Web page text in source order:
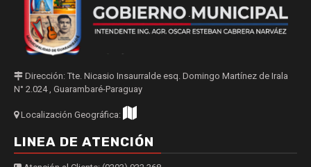
Dirección: Tte. Nicasio Insaurralde esq. Domingo Martínez de Irala
N° 2.024 , Guarambaré-Paraguay
Localización Geográfica:
LINEA DE ATENCIÓN